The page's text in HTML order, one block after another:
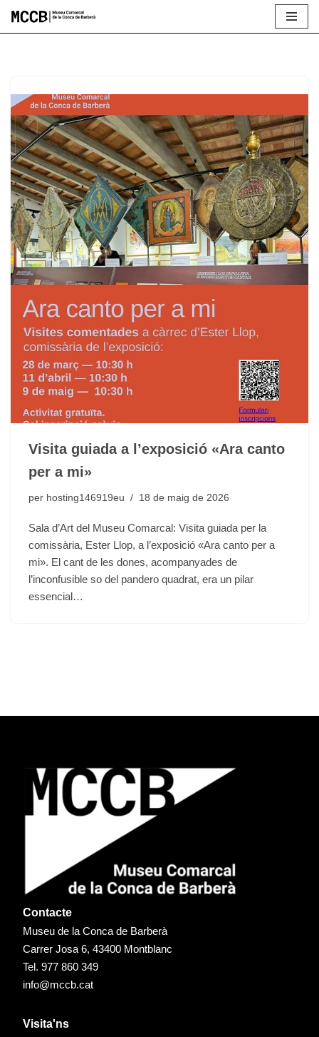
Visita guiada a l’exposició «Ara canto
per a mi»
per hosting146919eu 18 de maig de 2026
Sala d’Art del Museu Comarcal: Visita guiada per la
comissària, Ester Llop, a l’exposició «Ara canto per a
mi». El cant de les dones, acompanyades de
l’inconfusible so del pandero quadrat, era un pilar
essencial…
Contacte
Museu de la Conca de Barberà
Carrer Josa 6, 43400 Montblanc
Tel.977 860 349
info@mccb.cat
Visita'ns